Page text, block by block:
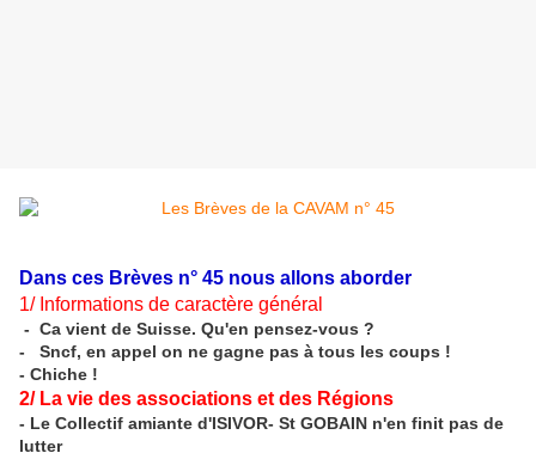
Dans ces Brèves n° 45 nous allons aborder
1/ Informations de caractère général
- Ca vient de Suisse. Qu'en pensez-vous ?
- Sncf, en appel on ne gagne pas à tous les coups !
- Chiche !
2/ La vie des associations et des Régions
- Le Collectif amiante d'ISIVOR- St GOBAIN n'en finit pas de
lutter